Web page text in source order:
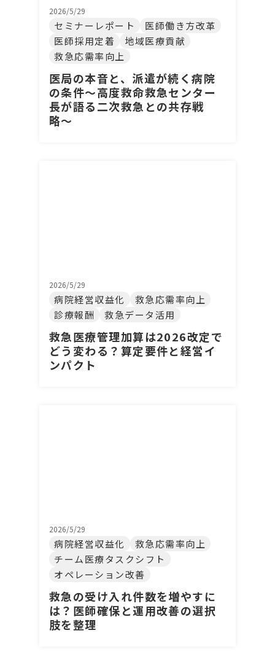
2026/5/29
セミナーレポート
医師働き方改革
医師採用定着
地域医療貢献
救急応需率向上
医局の本音と、派遣が続く病院
の条件〜高度救命救急センター
長が語る二次救急との共存戦
略〜
2026/5/29
病院経営収益化
救急応需率向上
診療報酬
救急データ活用
救急医療管理加算は2026改定で
どう変わる？算定要件と経営イ
ンパクト
2026/5/29
病院経営収益化
救急応需率向上
チーム医療タスクシフト
オペレーション改善
救急の受け入れ件数を増やすに
は？医師確保と運用改善の選択
肢を整理